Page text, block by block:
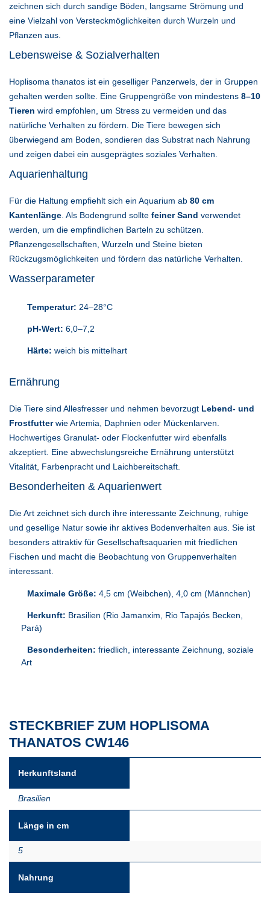
zeichnen sich durch sandige Böden, langsame Strömung und
eine Vielzahl von Versteckmöglichkeiten durch Wurzeln und
Pflanzen aus.
Lebensweise & Sozialverhalten
Hoplisoma thanatos ist ein geselliger Panzerwels, der in Gruppen
gehalten werden sollte. Eine Gruppengröße von mindestens 8–10
Tieren wird empfohlen, um Stress zu vermeiden und das
natürliche Verhalten zu fördern. Die Tiere bewegen sich
überwiegend am Boden, sondieren das Substrat nach Nahrung
und zeigen dabei ein ausgeprägtes soziales Verhalten.
Aquarienhaltung
Für die Haltung empfiehlt sich ein Aquarium ab 80 cm
Kantenlänge. Als Bodengrund sollte feiner Sand verwendet
werden, um die empfindlichen Barteln zu schützen.
Pflanzengesellschaften, Wurzeln und Steine bieten
Rückzugsmöglichkeiten und fördern das natürliche Verhalten.
Wasserparameter
Temperatur: 24–28°C
pH-Wert: 6,0–7,2
Härte: weich bis mittelhart
Ernährung
Die Tiere sind Allesfresser und nehmen bevorzugt Lebend- und
Frostfutterwie Artemia, Daphnien oder Mückenlarven.
Hochwertiges Granulat- oder Flockenfutter wird ebenfalls
akzeptiert. Eine abwechslungsreiche Ernährung unterstützt
Vitalität, Farbenpracht und Laichbereitschaft.
Besonderheiten & Aquarienwert
Die Art zeichnet sich durch ihre interessante Zeichnung, ruhige
und gesellige Natur sowie ihr aktives Bodenverhalten aus. Sie ist
besonders attraktiv für Gesellschaftsaquarien mit friedlichen
Fischen und macht die Beobachtung von Gruppenverhalten
interessant.
Maximale Größe: 4,5 cm (Weibchen), 4,0 cm (Männchen)
Herkunft: Brasilien (Rio Jamanxim, Rio Tapajós Becken,
Pará)
Besonderheiten: friedlich, interessante Zeichnung, soziale
Art
STECKBRIEF ZUM HOPLISOMA
THANATOS CW146
Herkunftsland
Brasilien
Länge in cm
5
Nahrung